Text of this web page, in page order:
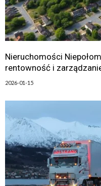
Nieruchomości
rentowność i
2026-01-15